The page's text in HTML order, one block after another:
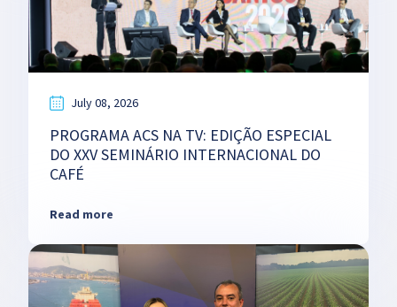
July 08, 2026
PROGRAMA ACS NA TV: EDIÇÃO ESPECIAL
DO XXV SEMINÁRIO INTERNACIONAL DO
CAFÉ
Read more